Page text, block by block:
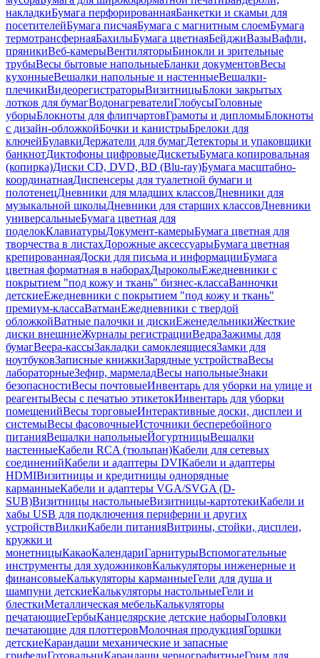
накладкиБумага перфорированнаяБанкетки и скамьи для
посетителейБумага писчаяБумага с магнитным слоемБумага
термотрансфернаяБахилыБумага цветнаяБейджиВазыВафли,
пряникиВеб-камерыВентиляторыБинокли и зрительные
трубыВесы бытовые напольныеБланки документовВесы
кухонныеВешалки напольные и настенныеВешалки-
плечикиВидеорегистраторыВизитницыБлоки закрытых
лотков для бумагВодонагревателиГлобусыГоловные
уборыБлокноты для флипчартовГрамоты и дипломыБлокноты
с дизайн-обложкойБочки и канистрыБрелоки для
ключейБулавкиДержатели для бумагДетекторы и упаковщики
банкнотДиктофоны цифровыеДискетыБумага копировальная
(копирка)Диски CD, DVD, BD (Blu-ray)Бумага масштабно-
координатнаяДиспенсеры для туалетной бумаги и
полотенецДневники для младших классовДневники для
музыкальной школыДневники для старших классовДневники
универсальныеБумага цветная для
поделокКлавиатурыДокумент-камерыБумага цветная для
творчества в листахДорожные аксессуарыБумага цветная
крепированнаяДоски для письма и информацииБумага
цветная форматная в наборахДыроколыЕжедневники с
покрытием "под кожу и ткань" бизнес-классаВанночки
детскиеЕжедневники с покрытием "под кожу и ткань"
премиум-классаВатманЕжедневники с твердой
обложкойВатные палочки и дискиЕженедельникиЖесткие
диски внешниеЖурналы регистрацииВедраЗажимы для
бумагВеера-кассыЗакладки самоклеящиесяЗамки для
ноутбуковЗаписные книжкиЗарядные устройстваВесы
лабораторныеЗефир, мармеладВесы напольныеЗнаки
безопасностиВесы почтовыеИнвентарь для уборки на улице и
реагентыВесы с печатью этикетокИнвентарь для уборки
помещенийВесы торговыеИнтерактивные доски, дисплеи и
системыВесы фасовочныеИсточники бесперебойного
питанияВешалки напольныеЙогуртницыВешалки
настенныеКабели RCA (тюльпан)Кабели для сетевых
соединенийКабели и адаптеры DVIКабели и адаптеры
HDMIВизитницы и кредитницы однорядные
карманныеКабели и адаптеры VGA/SVGA (D-
SUB)Визитницы настольныеВизитницы-картотекиКабели и
хабы USB для подключения периферии и других
устройствВилкиКабели питанияВитрины, стойки, дисплеи,
кружки и
монетницыКакаоКалендариГарнитурыВспомогательные
инструменты для художниковКалькуляторы инженерные и
финансовыеКалькуляторы карманныеГели для душа и
шампуни детскиеКалькуляторы настольныеГели и
блесткиМеталлическая мебельКалькуляторы
печатающиеГербыКанцелярские детские наборыГоловки
печатающие для плоттеровМолочная продукцияГоршки
детскиеКарандаши механические и запасные
грифелиГотовальниКарандаши чернографитныеГрим для